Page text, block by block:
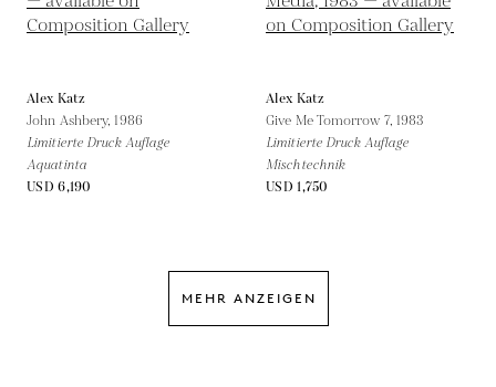
Alex Katz
John Ashbery,1986
Limitierte Druck Auflage
Aquatinta
USD 6,190
Alex Katz
Give Me Tomorrow 7, 1983
Limitierte Druck Auflage
Mischtechnik
USD 1,750
MEHR ANZEIGEN